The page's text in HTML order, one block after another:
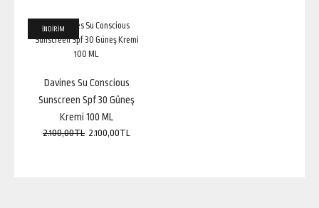
Davines Su Conscious Sunscreen Spf 30 Güneş Kremi 100 ML
İNDİRİM
Davines Su Conscious
Sunscreen Spf 30 Güneş
Kremi 100 ML
2.100,00TL 2.100,00TL